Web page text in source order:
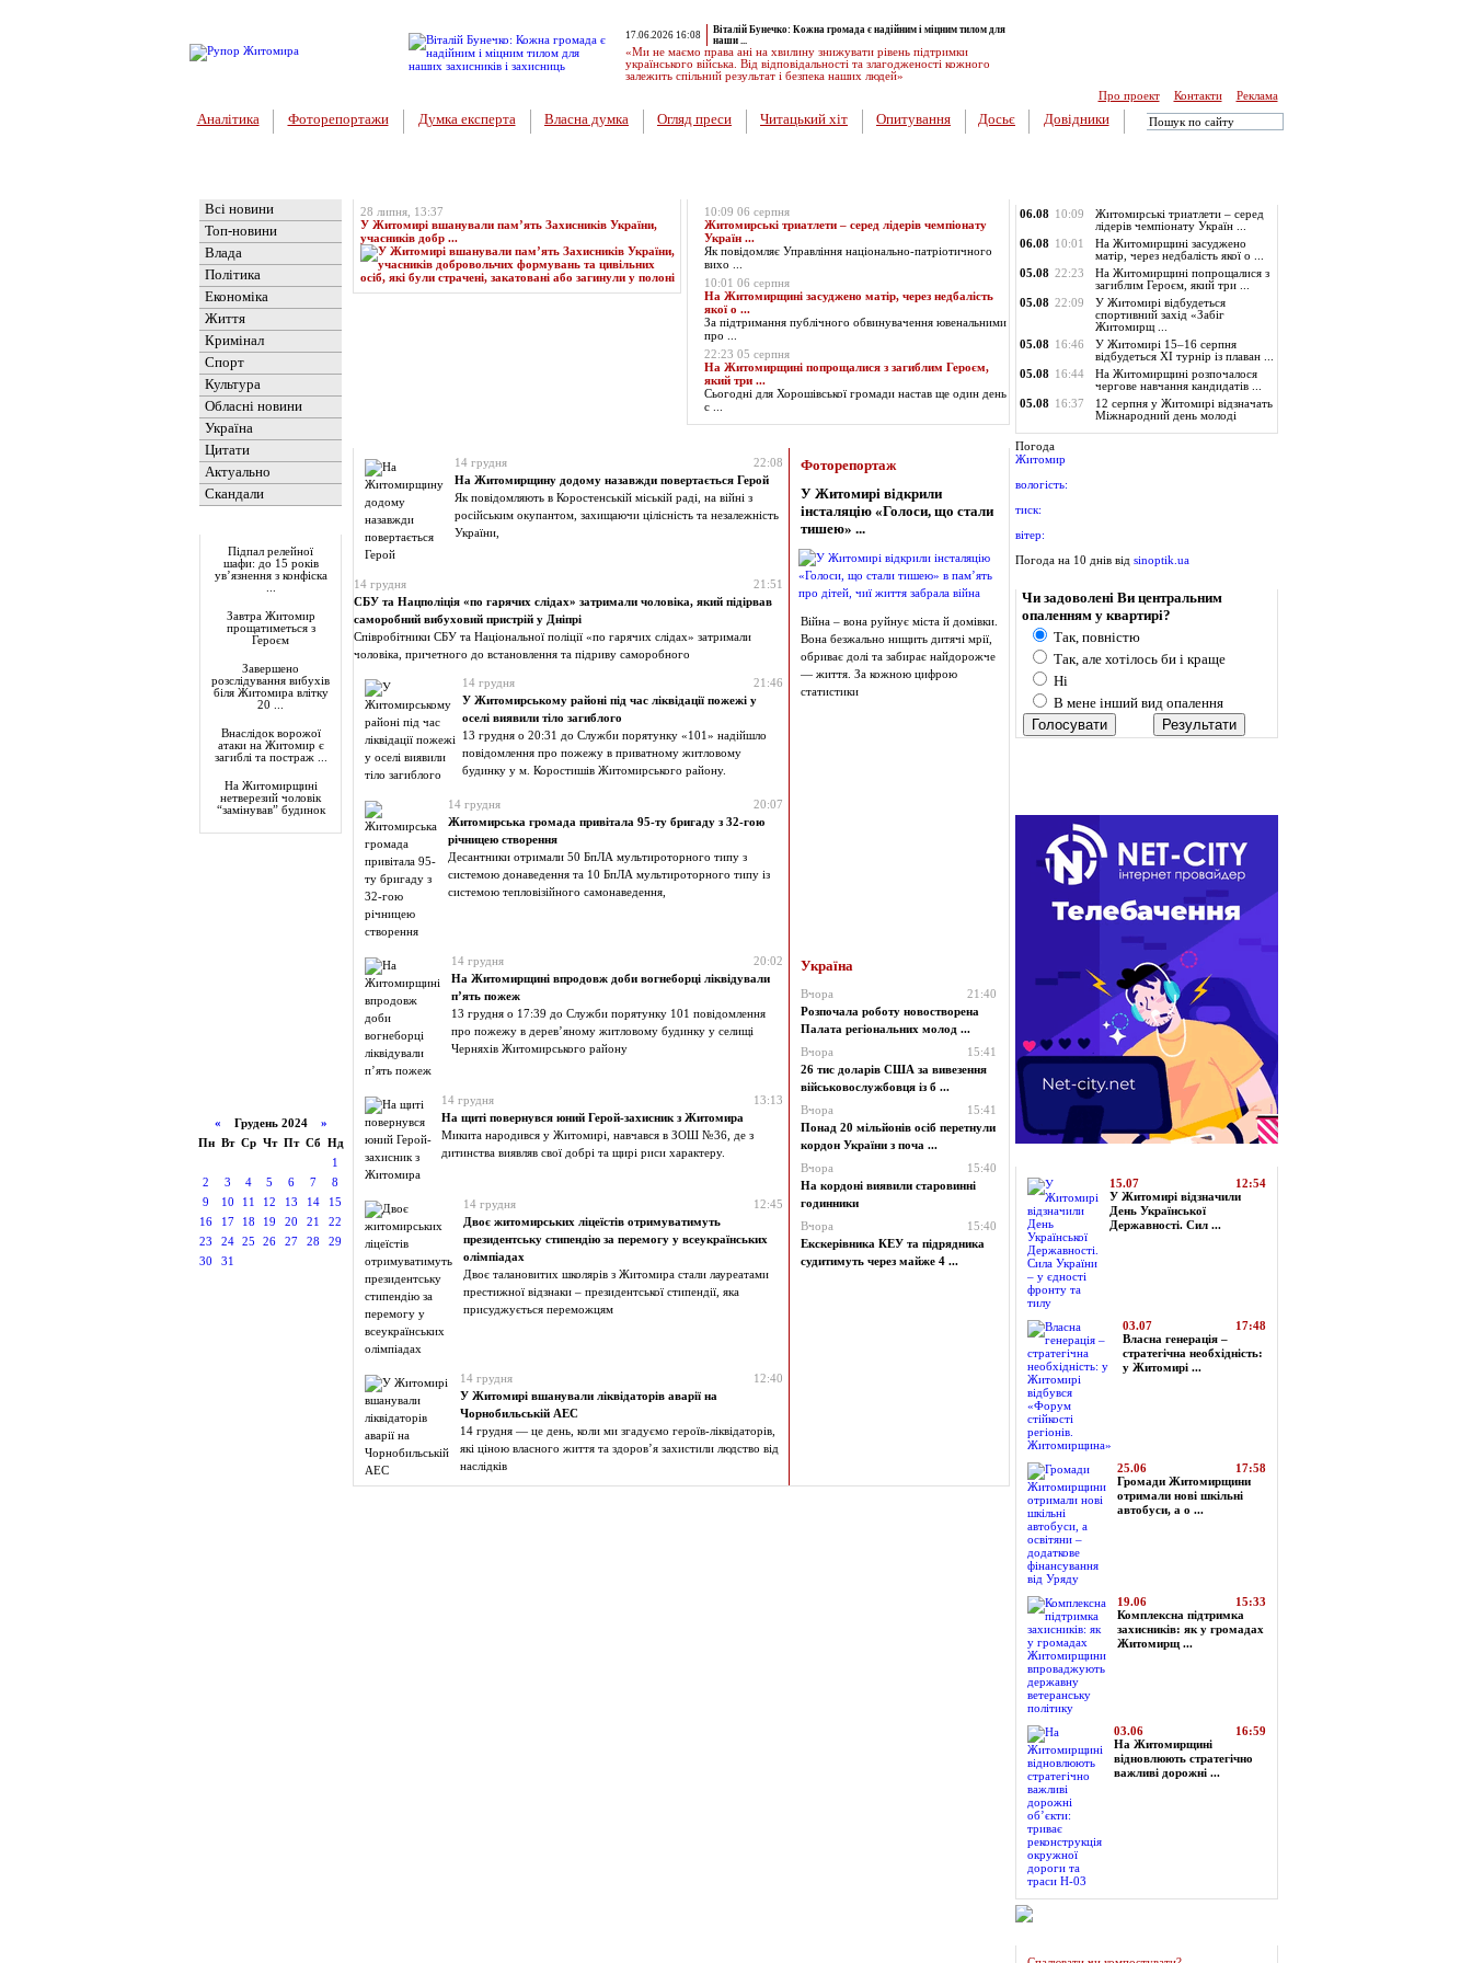
17.06.2026 16:08
Віталій Бунечко: Кожна громада є надійним і міцним тилом для
наши ...
«Ми не маємо права ані на хвилину знижувати рівень підтримки
українського війська. Від відповідальності та злагодженості кожного
залежить спільний результат і безпека наших людей»
Про проект
Контакти Реклама
Аналітика Фоторепортажи Думка експерта Власна думка Огляд преси Читацький хіт Опитування Досьє Довідники
Всі новини
Топ-новини
Влада
Політика
Економіка
Життя
Кримінал
Спорт
Культура
Обласні новини
Україна
Цитати
Актуально
Скандали
Підпал релейної
шафи: до 15 років
ув’язнення з конфіска
Завтра Житомир
прощатиметься з
Героєм
Завершено
розслідування вибухів
біля Житомира влітку
20 ...
Внаслідок ворожої
атаки на Житомир є
загиблі та постраж ...
На Житомирщині
нетверезий чоловік
“замінував” будинок
« Грудень 2024 »
Пн Вт Ср Чт Пт Сб Нд
1
2
3 4 5 6 7
8
9
10 11 12 13 14
15
16
17 18 19 20 21
22
23
24 25 26 27 28
29
30
31
28 липня, 13:37
У Житомирі вшанували пам’ять Захисників України,
учасників добр ...
10:09 06 серпня
Житомирські триатлети – серед лідерів чемпіонату
Україн ...
Як повідомляє Управління національно-патріотичного
вихо ...
10:01 06 серпня
На Житомирщині засуджено матір, через недбалість
якої о ...
За підтримання публічного обвинувачення ювенальними
про ...
22:23 05 серпня
На Житомирщині попрощалися з загиблим Героєм,
який три ...
Сьогодні для Хорошівської громади настав ще один день
с ...
14 грудня
22:08
На Житомирщину додому назавжди повертається Герой
Як повідомляють в Коростенській міській раді, на війні з
російським окупантом, захищаючи цілісність та незалежність
України,
Фоторепортаж
У Житомирі відкрили
інсталяцію «Голоси, що стали
тишею» ...
Війна – вона руйнує міста й домівки.
Вона безжально нищить дитячі мрії,
обриває долі та забирає найдорожче
— життя. За кожною цифрою
статистики
14 грудня
21:51
СБУ та Нацполіція «по гарячих слідах» затримали чоловіка, який підірвав
саморобний вибуховий пристрій у Дніпрі
Співробітники СБУ та Національної поліції «по гарячих слідах» затримали
чоловіка, причетного до встановлення та підриву саморобного
14 грудня
21:46
У Житомирському районі під час ліквідації пожежі у
оселі виявили тіло загиблого
13 грудня о 20:31 до Служби порятунку «101» надійшло
повідомлення про пожежу в приватному житловому
будинку у м. Коростишів Житомирського району.
14 грудня
20:07
Житомирська громада привітала 95-ту бригаду з 32-гою
річницею створення
Десантники отримали 50 БпЛА мультироторного типу з
системою донаведення та 10 БпЛА мультироторного типу із
системою тепловізійного самонаведення,
14 грудня
20:02
На Житомирщині впродовж доби вогнеборці ліквідували
п’ять пожеж
13 грудня о 17:39 до Служби порятунку 101 повідомлення
про пожежу в дерев’яному житловому будинку у селищі
Черняхів Житомирського району
Україна
Вчора
21:40
Розпочала роботу новостворена
Палата регіональних молод ...
Вчора
15:41
26 тис доларів США за вивезення
військовослужбовця із б ...
Вчора
15:41
Понад 20 мільйонів осіб перетнули
кордон України з поча ...
Вчора
15:40
На кордоні виявили старовинні
годинники
Вчора
15:40
Екскерівника КЕУ та підрядника
судитимуть через майже 4 ...
14 грудня
13:13
На щиті повернувся юний Герой-захисник з Житомира
Микита народився у Житомирі, навчався в ЗОШ №36, де з
дитинства виявляв свої добрі та щирі риси характеру.
14 грудня
12:45
Двоє житомирських ліцеїстів отримуватимуть
президентську стипендію за перемогу у всеукраїнських
олімпіадах
Двоє талановитих школярів з Житомира стали лауреатами
престижної відзнаки – президентської стипендії, яка
присуджується переможцям
14 грудня
12:40
У Житомирі вшанували ліквідаторів аварії на
Чорнобильській АЕС
14 грудня — це день, коли ми згадуємо героїв-ліквідаторів,
які ціною власного життя та здоров’я захистили людство від
наслідків
06.08 10:09
Житомирські триатлети – серед
лідерів чемпіонату Україн ...
06.08 10:01
На Житомирщині засуджено
матір, через недбалість якої о ...
05.08 22:23
На Житомирщині попрощалися з
загиблим Героєм, який три ...
05.08 22:09
У Житомирі відбудеться
спортивний захід «Забіг
Житомирщ ...
05.08 16:46
У Житомирі 15–16 серпня
відбудеться XI турнір із плаван ...
05.08 16:44
На Житомирщині розпочалося
чергове навчання кандидатів ...
05.08 16:37
12 серпня у Житомирі відзначать
Міжнародний день молоді
Погода
Житомир
вологість:
тиск:
вітер:
Погода на 10 днів від sinoptik.ua
Чи задоволені Ви центральним
опаленням у квартирі?
Так, повністю
Так, але хотілось би і краще
Ні
В мене інший вид опалення
15.07
12:54
У Житомирі відзначили
День Української
Державності. Сил ...
03.07
17:48
Власна генерація –
стратегічна необхідність:
у Житомирі ...
25.06
17:58
Громади Житомирщини
отримали нові шкільні
автобуси, а о ...
19.06
15:33
Комплексна підтримка
захисників: як у громадах
Житомирщ ...
03.06
16:59
На Житомирщині
відновлюють стратегічно
важливі дорожні ...